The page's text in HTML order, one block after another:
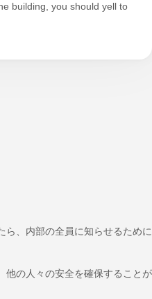
building, you should yell to
ら、内部の全員に知らせるために
他の人々の安全を確保することが